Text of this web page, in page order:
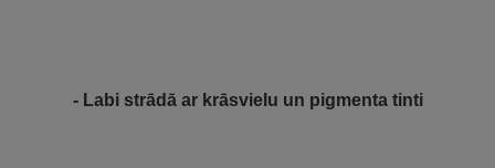
- Labi strādā ar krāsvielu un pigmenta tinti